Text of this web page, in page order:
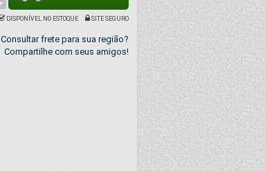
DISPONÍVEL NO ESTOQUE SITE SEGURO
Consultar frete para sua região?
Compartilhe com seus amigos!